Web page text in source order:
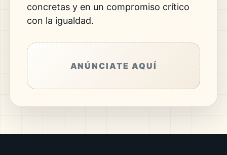
concretas y en un compromiso crítico
con la igualdad.
ANÚNCIATE AQUÍ